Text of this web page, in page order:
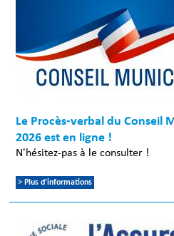
Le Procès-verbal du Conseil
2026 est en ligne !
N'hésitez-pas à le consulter !
> Plus d'informations